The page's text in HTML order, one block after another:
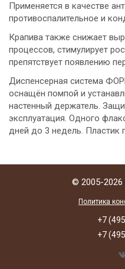
Применяется в качестве
противоспалительное и
Крапива также снижает
процессов, стимулирует
препятствует появлению
Диспенсерная система
оснащён помпой и
настенный держатель.
эксплуатация. Одного
дней до 3 недель. Пластик
© 2005-
Политика
+7
+7